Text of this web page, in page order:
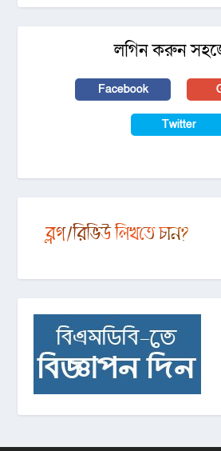
লগিন করুন
Facebook
Twitter